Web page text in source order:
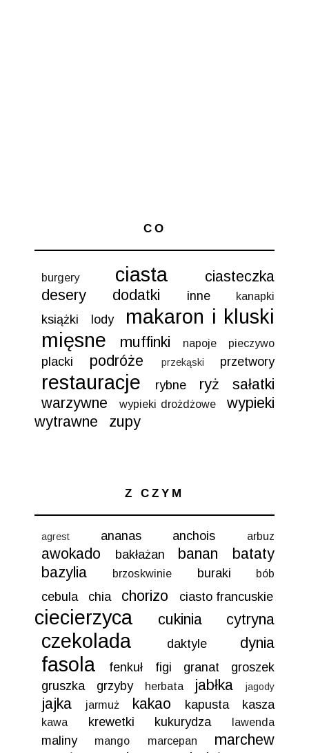
CO
burgery ciasta
ciasteczka
desery
dodatki inne kanapki
książki lody
makaron i kluski
mięsne
muffinki napoje pieczywo
placki podróże przekąski przetwory
restauracje rybne ryż
sałatki
warzywne
wypieki drożdżowe
wypieki
wytrawne
zupy
Z CZYM
agrest ananas anchois arbuz
awokado bakłażan banan
bataty
bazylia
brzoskwinie buraki bób
cebula chia chorizo ciasto francuskie
ciecierzyca cukinia cytryna
czekolada daktyle dynia
fasola fenkuł figi granat
groszek
gruszka
grzyby herbata jabłka jagody
jajka jarmuż kakao kapusta kasza
kawa krewetki kukurydza lawenda
maliny mango marcepan
marchew